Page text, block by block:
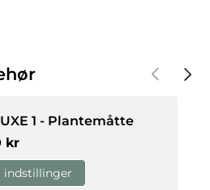
Forrige
1 - Plantemåtte
kr